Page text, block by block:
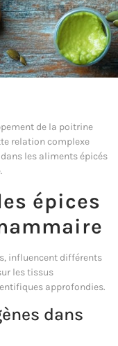
de la poitrine
relation complexe
les aliments épicés
épices
influencent différents
les tissus
approfondies.
dans